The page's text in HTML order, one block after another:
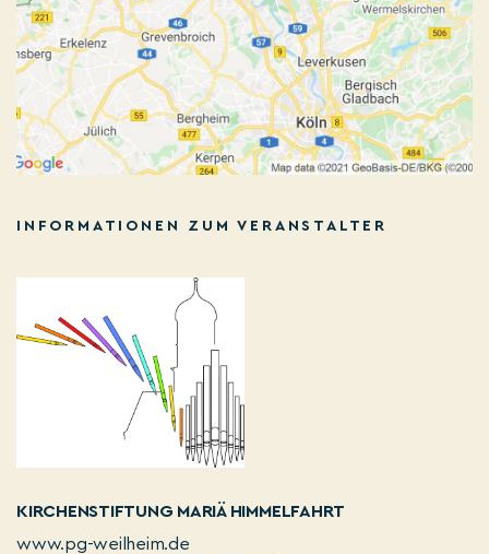
INFORMATIONEN ZUM VERANSTALTER
KIRCHENSTIFTUNG MARIÄ HIMMELFAHRT
www.pg-weilheim.de